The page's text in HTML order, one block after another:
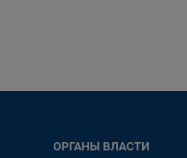
ОРГАНЫ ВЛАСТИ